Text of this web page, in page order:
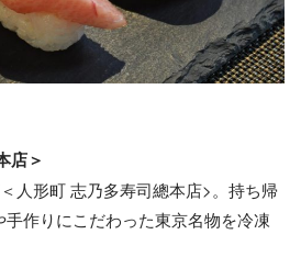
店＞
人形町 志乃多寿司總本店>。持ち帰
手作りにこだわった東京名物を冷凍